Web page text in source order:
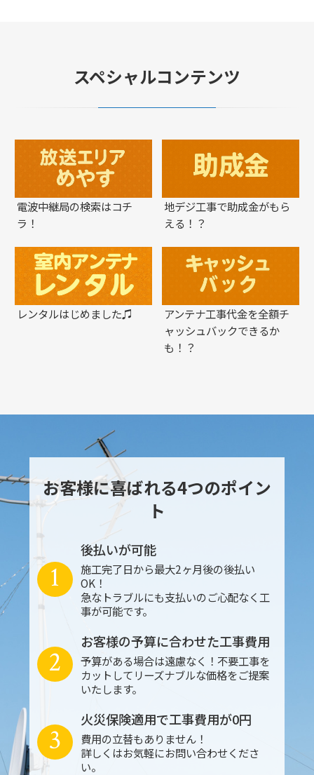
スペシャルコンテンツ
電波中継局の検索はコチ
ラ！
地デジ工事で助成金がもら
える！？
レンタルはじめました♫
アンテナ工事代金を全額チ
ャッシュバックできるか
も！？
お客様に喜ばれる4つのポイン
ト
後払いが可能
施工完了日から最大2ヶ月後の後払い
OK！
急なトラブルにも支払いのご心配なく工
事が可能です。
1
お客様の予算に合わせた工事費用
予算がある場合は遠慮なく！不要工事を
カットしてリーズナブルな価格をご提案
いたします。
2
火災保険適用で工事費用が0円
費用の立替もありません！
詳しくはお気軽にお問い合わせくださ
い。
3